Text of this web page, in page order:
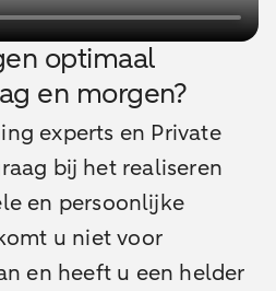
optimaal
en morgen?
experts en Private
bij het realiseren
en persoonlijke
u niet voor
en heeft u een helder